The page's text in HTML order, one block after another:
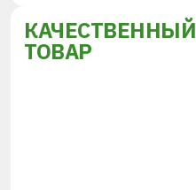
КАЧЕСТВЕННЫЙ
ТОВАР